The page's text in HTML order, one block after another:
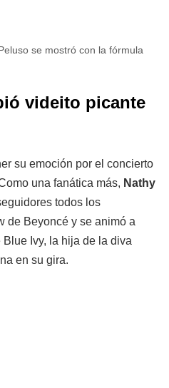
se mostró con la fórmula
videito picante
su emoción por el concierto
una fanática más, Nathy
todos los
de Beyoncé y se animó a
Ivy, la hija de la diva
en su gira.